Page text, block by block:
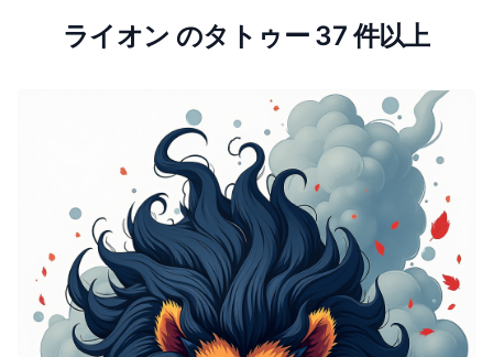
ライオン のタトゥー 37 件以上